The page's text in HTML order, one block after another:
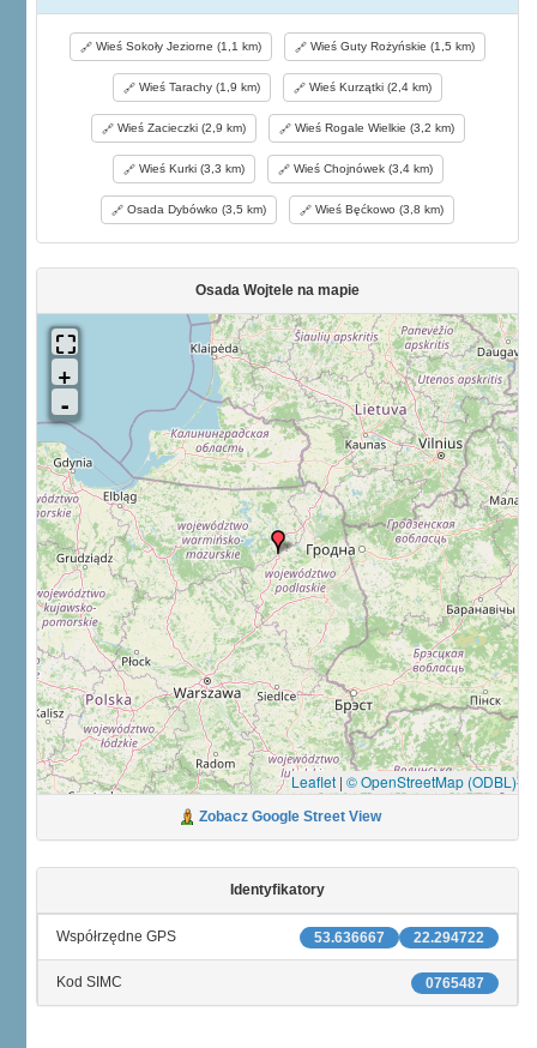
Wieś Sokoły Jeziorne (1,1 km) Wieś Guty Rożyńskie (1,5 km)
Wieś Tarachy (1,9 km) Wieś Kurzątki (2,4 km)
Wieś Zacieczki (2,9 km) Wieś Rogale Wielkie (3,2 km)
Wieś Kurki (3,3 km) Wieś Chojnówek (3,4 km)
Osada Dybówko (3,5 km) Wieś Bęćkowo (3,8 km)
Osada Wojtele na mapie
Leaflet | © OpenStreetMap (ODBL)
Zobacz Google Street View
Identyfikatory
22.294722
53.636667
Współrzędne GPS
0765487
Kod SIMC